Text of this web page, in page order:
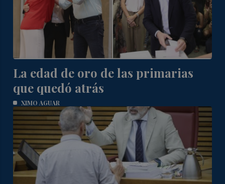
La edad de oro de las primarias
que quedó atrás
XIMO AGUAR